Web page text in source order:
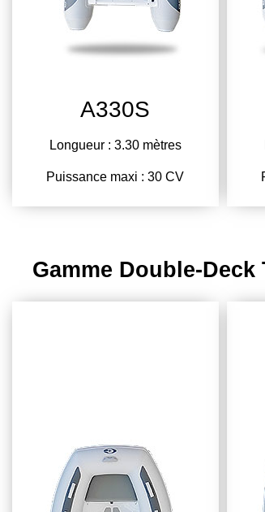
A330S
Longueur : 3.30 mètres
Puissance maxi : 30 CV
Gamme Double-Deck